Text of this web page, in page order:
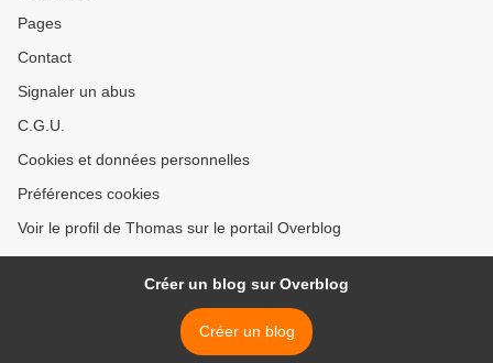
Pages
Contact
Signaler un abus
C.G.U.
Cookies et données personnelles
Préférences cookies
Voir le profil de Thomas sur le portail Overblog
Créer un blog sur Overblog
Créer un blog